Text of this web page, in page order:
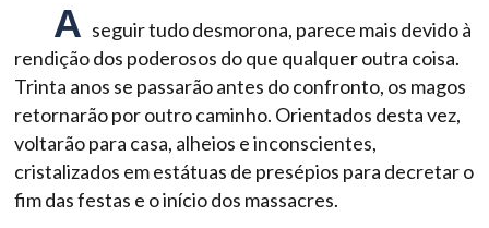
A seguir tudo desmorona, parece mais devido à
rendição dos poderosos do que qualquer outra coisa.
Trinta anos se passarão antes do confronto, os magos
retornarão por outro caminho. Orientados desta vez,
voltarão para casa, alheios e inconscientes,
cristalizados em estátuas de presépios para decretar o
fim das festas e o início dos massacres.